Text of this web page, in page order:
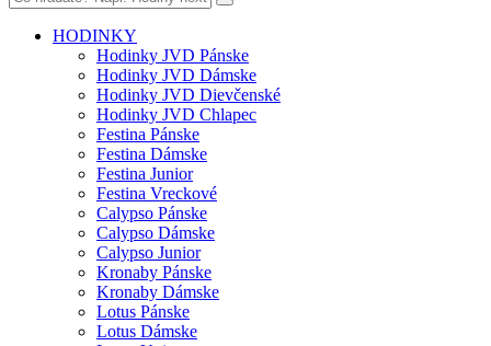
HODINKY
Hodinky JVD Pánske
Hodinky JVD Dámske
Hodinky JVD Dievčenské
Hodinky JVD Chlapec
Festina Pánske
Festina Dámske
Festina Junior
Festina Vreckové
Calypso Pánske
Calypso Dámske
Calypso Junior
Kronaby Pánske
Kronaby Dámske
Lotus Pánske
Lotus Dámske